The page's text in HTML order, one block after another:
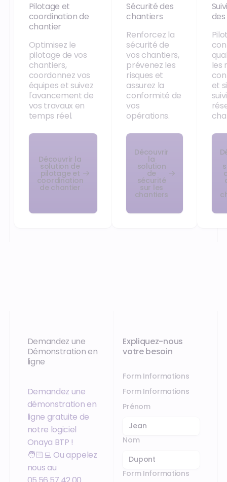
Pilotage et
coordination de
chantier
Optimisez le
pilotage de vos
chantiers,
coordonnez vos
équipes et suivez
l'avancement de
vos travaux en
temps réel.
Découvrir la
solution de
pilotage et
coordination
de chantier
Sécurité des
chantiers
Renforcez la
sécurité de
vos chantiers,
prévenez les
risques et
assurez la
conformité de
vos
opérations.
Découvrir
la
solution
de
sécurité
sur les
chantiers
les
et
Demandez une
Démonstration en
ligne
Demandez une
démonstration en
ligne gratuite de
notre logiciel
Onaya BTP !
🧑🏻‍💻 Ou appelez
nous au
Expliquez-nous
votre besoin
Form Informations
Form Informations
Prénom
Nom
Form Informations